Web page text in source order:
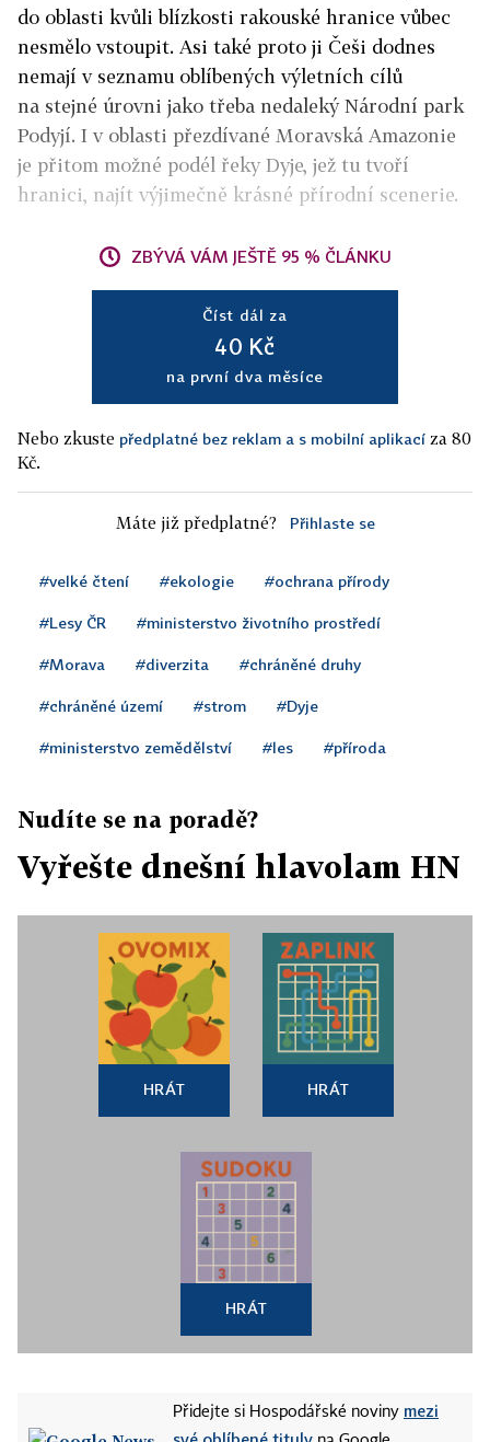
do oblasti kvůli blízkosti rakouské hranice vůbec
nesmělo vstoupit. Asi také proto ji Češi dodnes
nemají v seznamu oblíbených výletních cílů
na stejné úrovni jako třeba nedaleký Národní park
Podyjí. I v oblasti přezdívané Moravská Amazonie
je přitom možné podél řeky Dyje, jež tu tvoří
hranici, najít výjimečně krásné přírodní scenerie.
ZBÝVÁ VÁM JEŠTĚ 95 % ČLÁNKU
Číst dál za
40 Kč
na první dva měsíce
Nebo zkuste předplatné bez reklam a s mobilní aplikací za 80
Kč.
Máte již předplatné? Přihlaste se
#velké čtení #ekologie #ochrana přírody
#Lesy ČR #ministerstvo životního prostředí
#Morava #diverzita #chráněné druhy
#chráněné území #strom #Dyje
#ministerstvo zemědělství #les #příroda
Nudíte se na poradě?
Vyřešte dnešní hlavolam HN
HRÁT HRÁT
HRÁT
Přidejte si Hospodářské noviny mezi